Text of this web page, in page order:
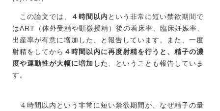
この論文では、 ４時間以内という非常に短い禁欲期間で
はART（体外受精や顕微授精）後の着床率、臨床妊娠率、
出産率が有意に増加した、と報告しています。また、一度
射精をしてから ４時間以内に再度射精を行うと、精子の濃
度や運動性が大幅に増加した、ということも報告していま
す。
４時間以内という非常に短い禁欲期間が、なぜ精子の量